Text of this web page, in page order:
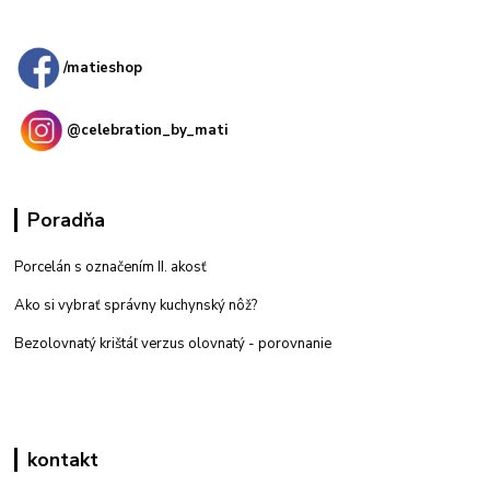
/matieshop
@celebration_by_mati
Poradňa
Porcelán s označením II. akosť
Ako si vybrať správny kuchynský nôž?
Bezolovnatý krištáľ verzus olovnatý - porovnanie
kontakt